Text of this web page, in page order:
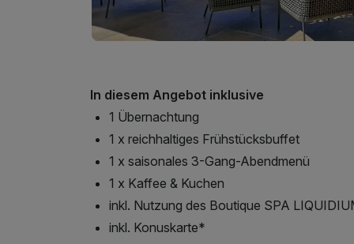
In diesem Angebot inklusive
1 Übernachtung
1 x reichhaltiges Frühstücksbuffet
1 x saisonales 3-Gang-Abendmenü
1 x Kaffee & Kuchen
inkl. Nutzung des Boutique SPA
inkl. Konuskarte*